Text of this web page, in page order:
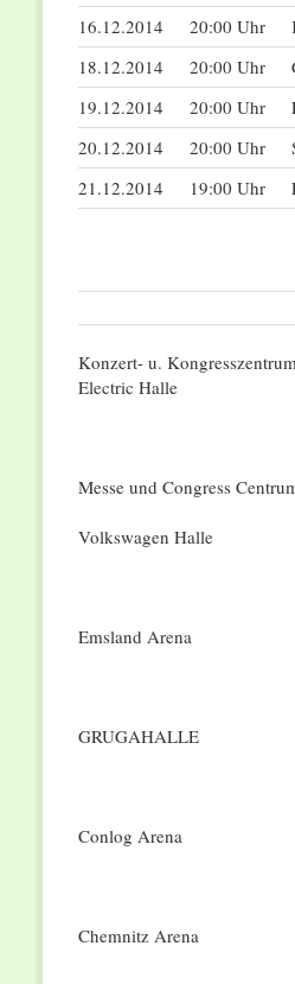
16.12.2014
20:00 Uhr
18.12.2014
20:00 Uhr
19.12.2014
20:00 Uhr
20.12.2014
20:00 Uhr
21.12.2014
19:00 Uhr
Konzert- u.
Electric Halle
Messe und Congress
Volkswagen Halle
Emsland Arena
GRUGAHALLE
Conlog Arena
Chemnitz Arena